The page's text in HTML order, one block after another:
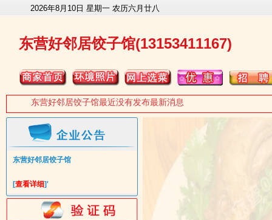
2026年8月10日 星期一 农历六月廿八
东营好邻居饺子馆(13153411167)
东营好邻居饺子馆最近没有发布最新消息
东营好邻居饺子馆
[查看详细]'